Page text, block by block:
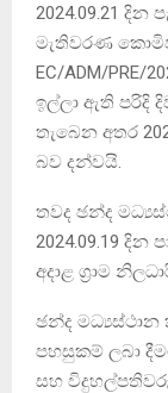
2024.09.21
මැතිවරණ
EC/ADM/PRE/
ඉල්ලා ඇති පරිදි
තැබෙන අතර
බව දන්වයි.
තවද ඡන්ද
2024.09.19
අදාළ ග්‍රාම
ඡන්ද මධ්‍යස්ථාන
පහසුකම් ලබා
සහ